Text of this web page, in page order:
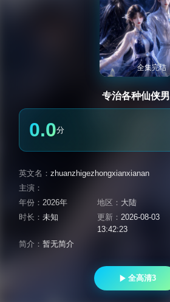
全集完结
专治各种仙侠男
0.0分
英文名： zhuanzhigezhongxianxianan
主演：
年份： 2026年 地区： 大陆
时长： 未知 更新： 2026-08-03
13:42:23
简介： 暂无简介
全高清3